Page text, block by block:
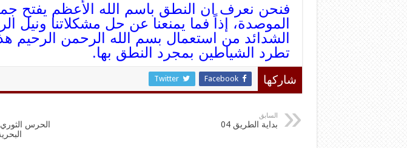
فنحن نعرف ان النطق باسم الله الأعظم يفتح
الموصدة، إذاً فما يمنعنا عن حل مشكلاتنا ونيل
الشدائد من استعمال بسم الله الرحمن الرحيم
تطرد الشياطين بمجرد النطق بها.
شاركها Facebook
Twitter
السابق
بداية الطريق 04
الحرس الثوري